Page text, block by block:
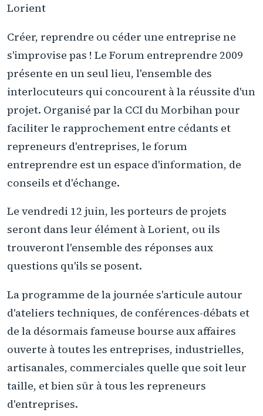
Lorient
Créer, reprendre ou céder une entreprise ne
s'improvise pas ! Le Forum entreprendre 2009
présente en un seul lieu, l'ensemble des
interlocuteurs qui concourent à la réussite d'un
projet. Organisé par la CCI du Morbihan pour
faciliter le rapprochement entre cédants et
repreneurs d'entreprises, le forum
entreprendre est un espace d'information, de
conseils et d'échange.
Le vendredi 12 juin, les porteurs de projets
seront dans leur élément à Lorient, ou ils
trouveront l'ensemble des réponses aux
questions qu'ils se posent.
La programme de la journée s'articule autour
d'ateliers techniques, de conférences-débats et
de la désormais fameuse bourse aux affaires
ouverte à toutes les entreprises, industrielles,
artisanales, commerciales quelle que soit leur
taille, et bien sûr à tous les repreneurs
d'entreprises.